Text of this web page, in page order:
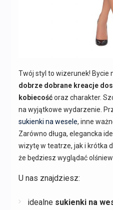
Twój styl to wizerunek! Bycie
dobrze dobrane kreacje
kobiecośćoraz charakter.
na wyjątkowe wydarzenie.
sukienki na wesele, inne
Zarówno długa, elegancka
wizytę w teatrze, jak i krótka
że będziesz wyglądać
U nas znajdziesz:
idealne sukienki na